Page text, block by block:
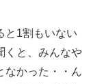
と1割もいない
くと、みんなや
なかった・・ん